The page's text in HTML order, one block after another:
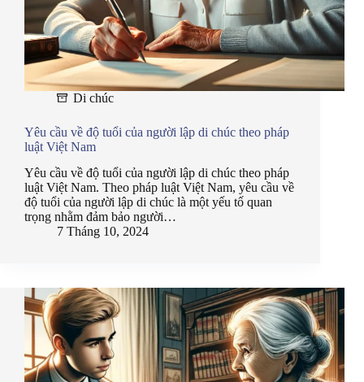
Di chúc
Yêu cầu về độ tuổi của người lập di chúc theo pháp
luật Việt Nam
Yêu cầu về độ tuổi của người lập di chúc theo pháp
luật Việt Nam. Theo pháp luật Việt Nam, yêu cầu về
độ tuổi của người lập di chúc là một yếu tố quan
trọng nhằm đảm bảo người…
7 Tháng 10, 2024